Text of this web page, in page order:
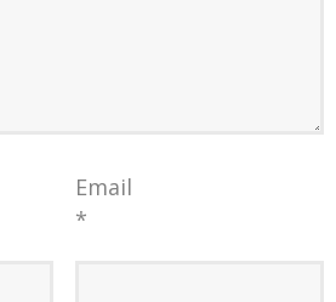
Email
*